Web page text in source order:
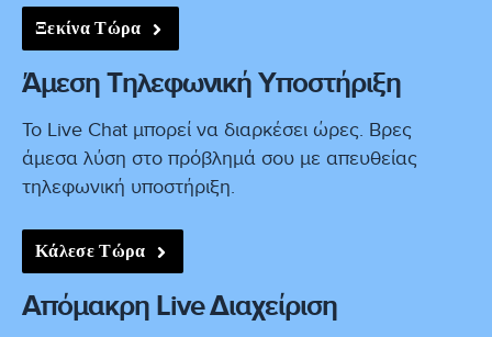
Ξεκίνα Τώρα
Άμεση Τηλεφωνική Υποστήριξη
Το Live Chat μπορεί να διαρκέσει ώρες. Βρες
άμεσα λύση στο πρόβλημά σου με απευθείας
τηλεφωνική υποστήριξη.
Κάλεσε Τώρα
Απόμακρη Live Διαχείριση